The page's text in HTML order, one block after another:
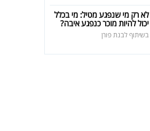
לא רק מי שנפגע מטיל: מי בכלל
יכול להיות מוכר כנפגע איבה?
בשיתוף לבנת פורן